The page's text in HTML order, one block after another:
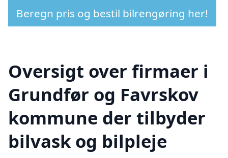
Beregn pris og bestil bilrengøring her!
Oversigt over firmaer i
Grundfør og Favrskov
kommune der tilbyder
bilvask og bilpleje